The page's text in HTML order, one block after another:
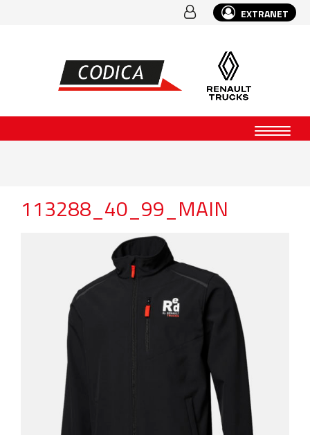
EXTRANET
113288_40_99_MAIN